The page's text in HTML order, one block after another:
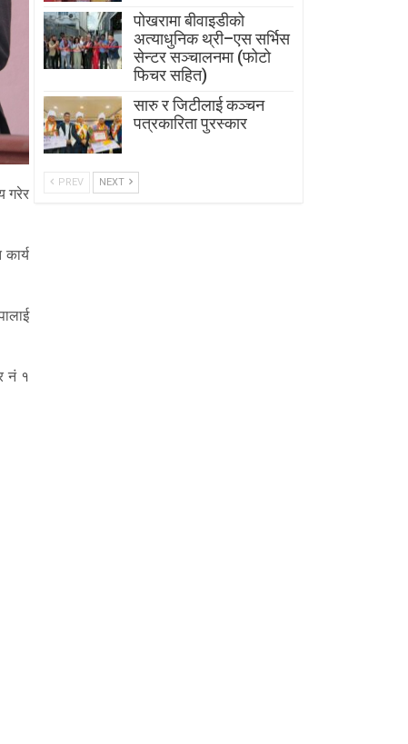
गरेर
नं १
पोखरामा बीवाइडीको
अत्याधुनिक थ्री–एस सर्भिस
सेन्टर सञ्चालनमा (फोटो
फिचर सहित)
सारु र जिटीलाई कञ्चन
पत्रकारिता पुरस्कार
PREV NEXT